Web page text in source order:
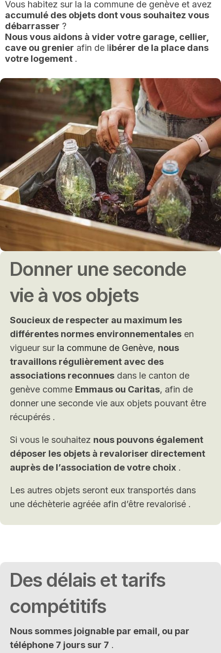
Vous habitez sur la la commune de genève et avez
accumulé des objets dont vous souhaitez vous
débarrasser ?
Nous vous aidons à vider votre garage, cellier,
cave ou grenier afin de libérer de la place dans
votre logement .
Donner une seconde
vie à vos objets
Soucieux de respecter au maximum les
différentes normes environnementales en
vigueur sur la commune de Genève, nous
travaillons régulièrement avec des
associations reconnues dans le canton de
genève comme Emmaus ou Caritas, afin de
donner une seconde vie aux objets pouvant être
récupérés .
Si vous le souhaitez nous pouvons également
déposer les objets à revaloriser directement
auprès de l’association de votre choix .
Les autres objets seront eux transportés dans
une déchèterie agréée afin d’être revalorisé .
Des délais et tarifs
compétitifs
Nous sommes joignable par email, ou par
téléphone 7 jours sur 7 .